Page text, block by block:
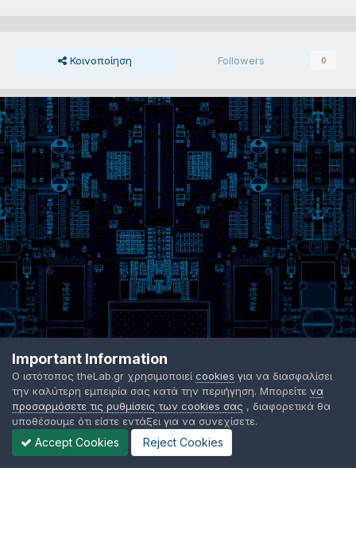
Κοινοποίηση Followers 0
Important Information
Ο ιστότοπος theLab.gr χρησιμοποιεί cookies για να διασφαλίσει
την καλύτερη εμπειρία σας κατά την περιήγηση. Μπορείτε να
προσαρμόσετε τις ρυθμίσεις των cookies σας , διαφορετικά θα
υποθέσουμε ότι είστε εντάξει για να συνεχίσετε.
Accept Cookies Reject Cookies